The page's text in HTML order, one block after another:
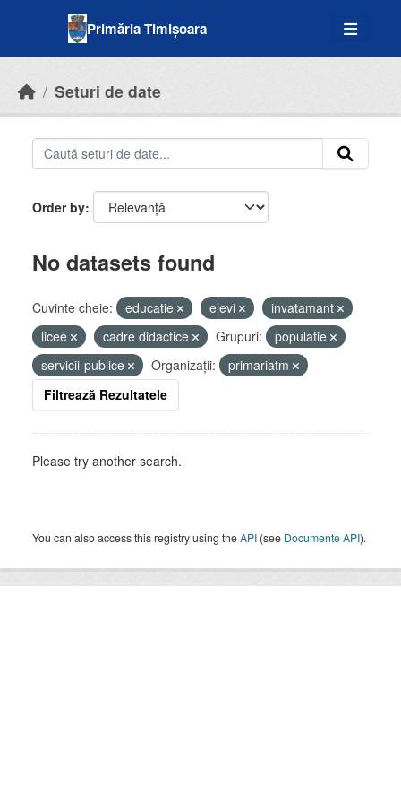
Primăria Timișoara
Seturi de date
Order by
No datasets found
Cuvinte cheie: educatie elevi
invatamant
licee
cadre didactice Grupuri:
populatie
servicii-publice
Organizații:
primariatm
Filtrează Rezultatele
Please try another search.
You can also access this registry using theAPI (see Documente API).